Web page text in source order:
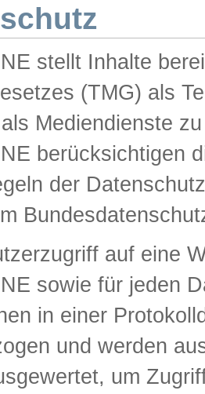
stellt Inhalte
(TMG) als
Mediendienste
berücksichtigen
der
auf eine
sowie für jeden
in einer
und werden
um